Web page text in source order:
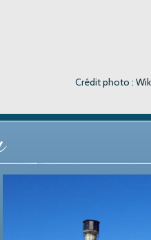
Crédit photo :